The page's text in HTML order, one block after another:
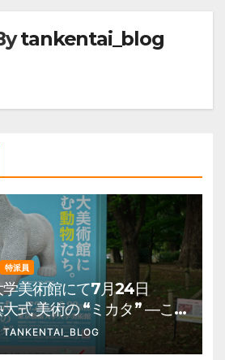
tankentai_blog
特派員
美術館にて7月24日
大式 美術の “ミカタ” ―こ
なる―』を開催。 上野公
館 混雑情報他
TANKENTAI_BLOG